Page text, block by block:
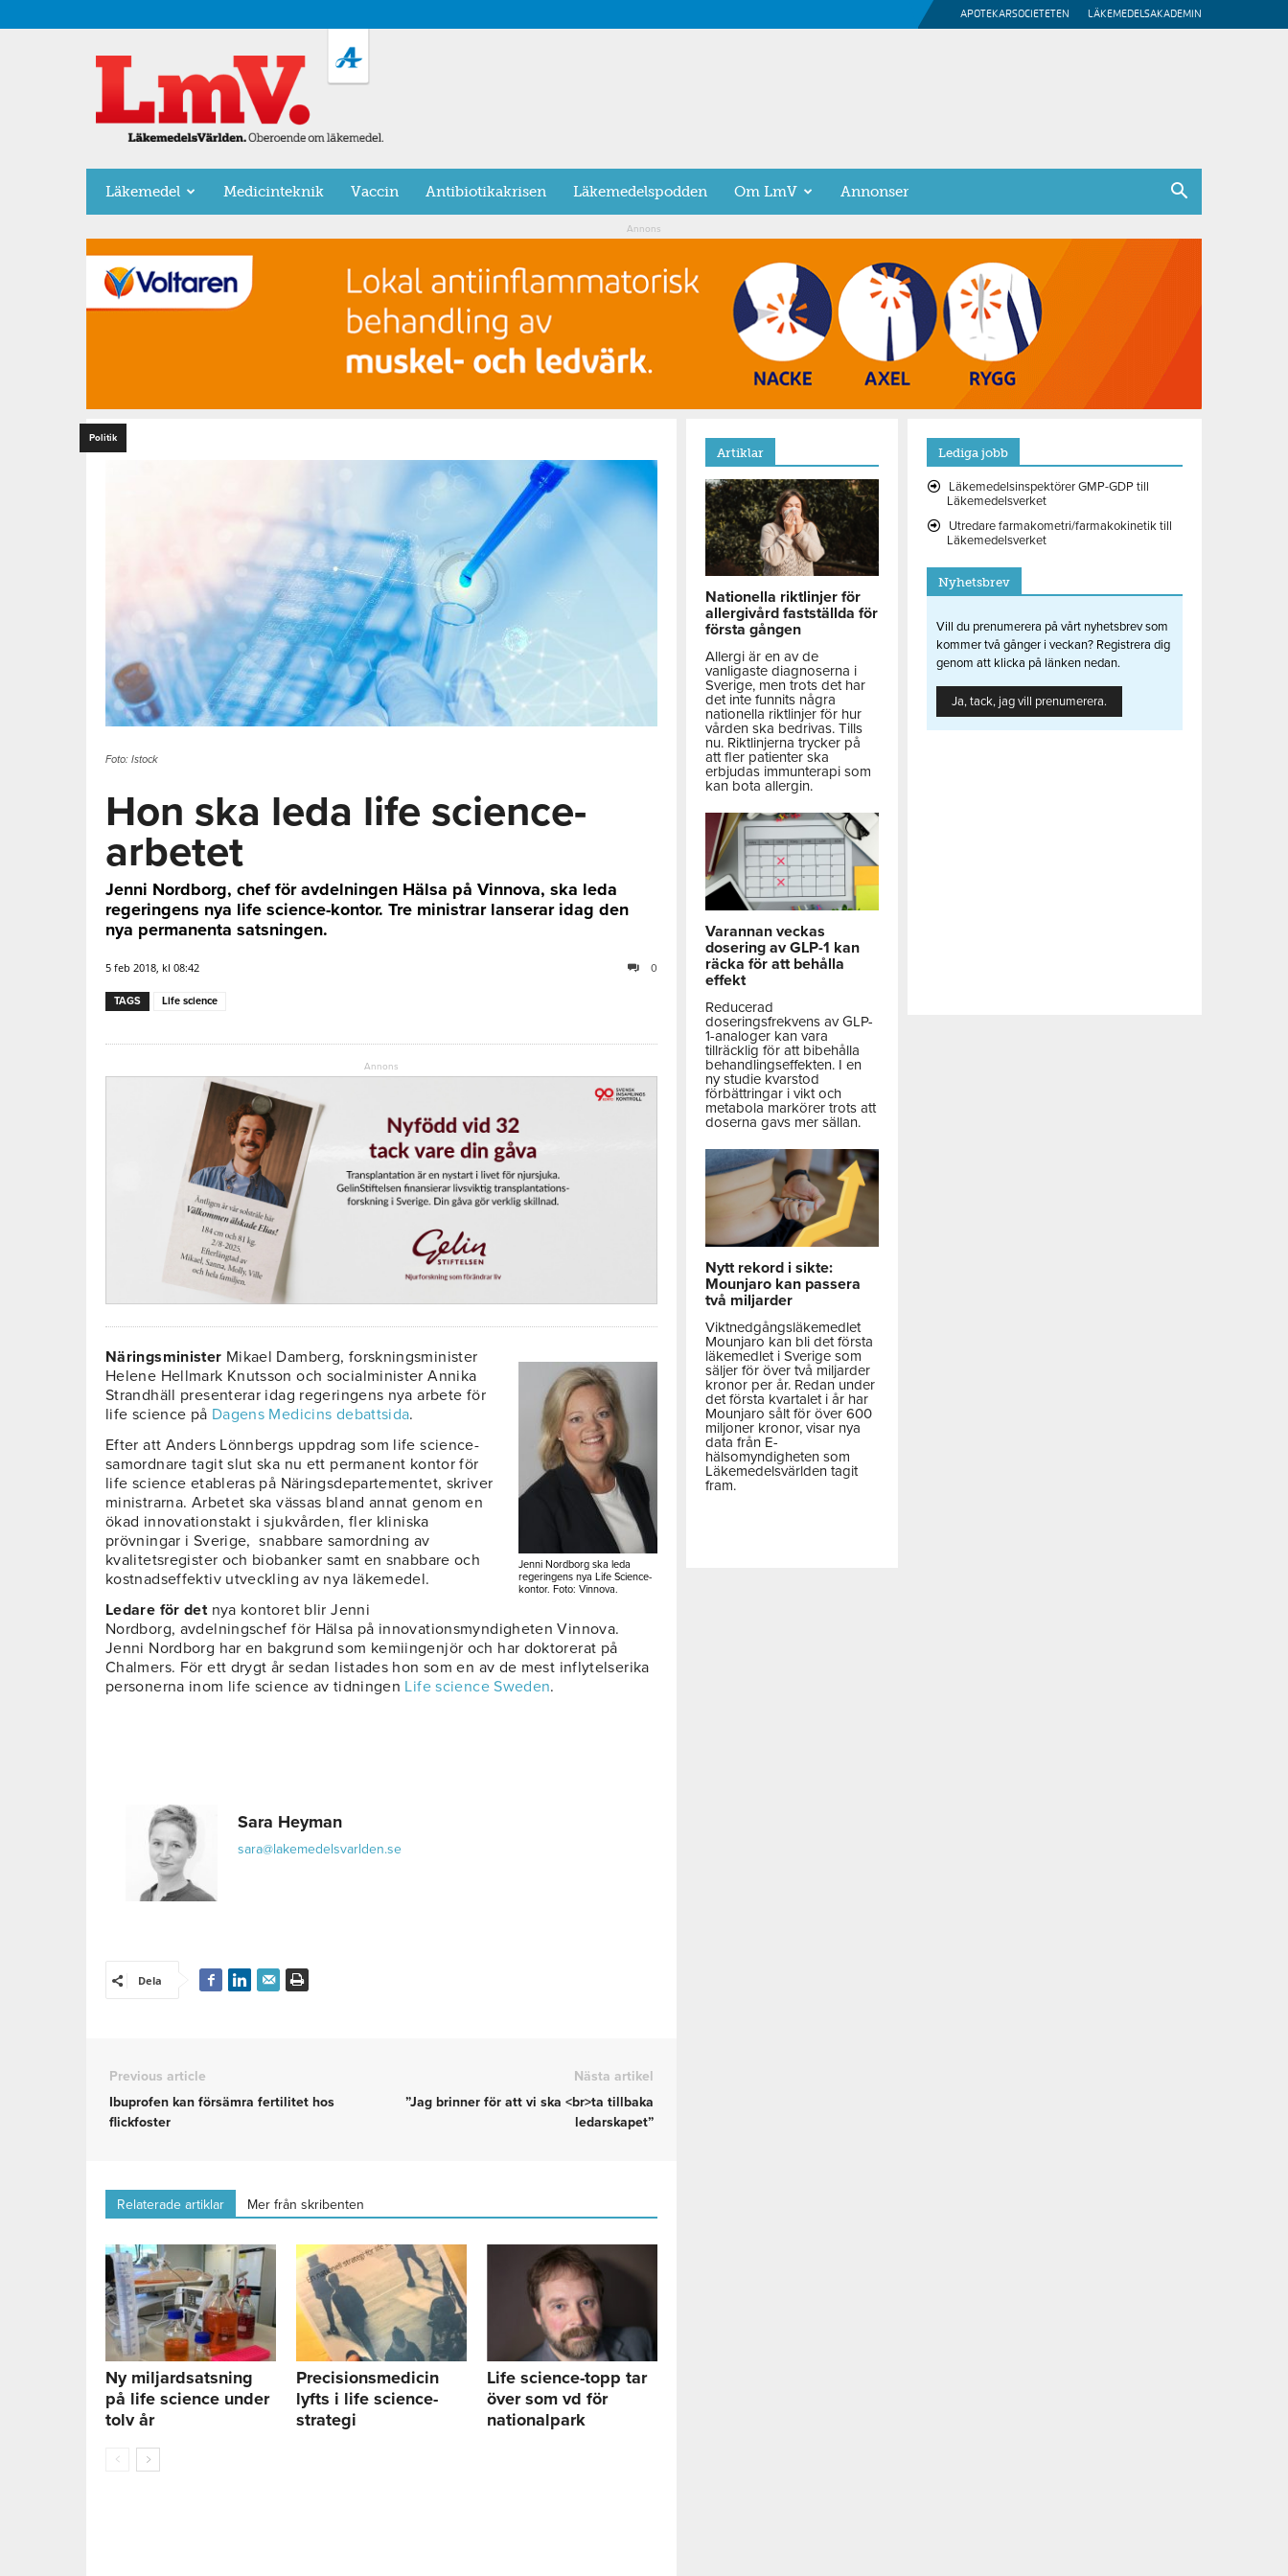
APOTEKARSOCIETETEN LÄKEMEDELSAKADEMIN
LäkemedelsVärlden
Läkemedel Medicinteknik Vaccin Antibiotikakrisen Läkemedelspodden Om LmV Annonser
Annons
Politik
Foto: Istock
Hon ska leda life science-
arbetet
Jenni Nordborg, chef för avdelningen Hälsa på Vinnova, ska leda
regeringens nya life science-kontor. Tre ministrar lanserar idag den
nya permanenta satsningen.
5 feb 2018, kl 08:42 0
TAGS Life science
Annons
Jenni Nordborg ska leda
regeringens nya Life Science-
kontor. Foto: Vinnova.
Näringsminister Mikael Damberg, forskningsminister
Helene Hellmark Knutsson och socialminister Annika
Strandhäll presenterar idag regeringens nya arbete för
life science på Dagens Medicins debattsida.
Efter att Anders Lönnbergs uppdrag som life science-
samordnare tagit slut ska nu ett permanent kontor för
life science etableras på Näringsdepartementet, skriver
ministrarna. Arbetet ska vässas bland annat genom en
ökad innovationstakt i sjukvården, fler kliniska
prövningar i Sverige, snabbare samordning av
kvalitetsregister och biobanker samt en snabbare och
kostnadseffektiv utveckling av nya läkemedel.
Ledare för detnya kontoret blir Jenni
Nordborg, avdelningschef för Hälsa på innovationsmyndigheten Vinnova.
Jenni Nordborg har en bakgrund som kemiingenjör och har doktorerat på
Chalmers. För ett drygt år sedan listades hon som en av de mest inflytelserika
personerna inom life science av tidningen Life science Sweden.
Sara Heyman
sara@lakemedelsvarlden.se
Dela
Previous article
Ibuprofen kan försämra fertilitet hos
flickfoster
Nästa artikel
”Jag brinner för att vi ska <br>ta tillbaka
ledarskapet”
Relaterade artiklar Mer från skribenten
Ny miljardsatsning
på life science under
tolv år
Precisionsmedicin
lyfts i life science-
strategi
Life science-topp tar
över som vd för
nationalpark
Artiklar
Nationella riktlinjer för
allergivård fastställda för
första gången
Allergi är en av de
vanligaste diagnoserna i
Sverige, men trots det har
det inte funnits några
nationella riktlinjer för hur
vården ska bedrivas. Tills
nu. Riktlinjerna trycker på
att fler patienter ska
erbjudas immunterapi som
kan bota allergin.
Varannan veckas
dosering av GLP-1 kan
räcka för att behålla
effekt
Reducerad
doseringsfrekvens av GLP-
1-analoger kan vara
tillräcklig för att bibehålla
behandlingseffekten. I en
ny studie kvarstod
förbättringar i vikt och
metabola markörer trots att
doserna gavs mer sällan.
Nytt rekord i sikte:
Mounjaro kan passera
två miljarder
Viktnedgångsläkemedlet
Mounjaro kan bli det första
läkemedlet i Sverige som
säljer för över två miljarder
kronor per år. Redan under
det första kvartalet i år har
Mounjaro sålt för över 600
miljoner kronor, visar nya
data från E-
hälsomyndigheten som
Läkemedelsvärlden tagit
fram.
Lediga jobb
Läkemedelsinspektörer GMP-GDP till
Läkemedelsverket
Utredare farmakometri/farmakokinetik till
Läkemedelsverket
Nyhetsbrev
Vill du prenumerera på vårt nyhetsbrev som
kommer två gånger i veckan? Registrera dig
genom att klicka på länken nedan.
Ja, tack, jag vill prenumerera.